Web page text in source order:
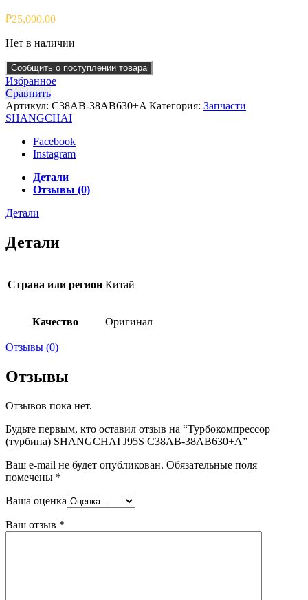
₽25,000.00
Нет в наличии
Сообщить о поступлении товара
Избранное
Сравнить
Артикул: C38AB-38AB630+A Категория: Запчасти
SHANGCHAI
Facebook
Instagram
Детали
Отзывы (0)
Детали
Детали
Страна или регион Китай
Качество Оригинал
Отзывы (0)
Отзывы
Отзывов пока нет.
Будьте первым, кто оставил отзыв на “Турбокомпрессор
(турбина) SHANGCHAI J95S C38AB-38AB630+A”
Ваш e-mail не будет опубликован. Обязательные поля
помечены *
Ваша оценка
Ваш отзыв *